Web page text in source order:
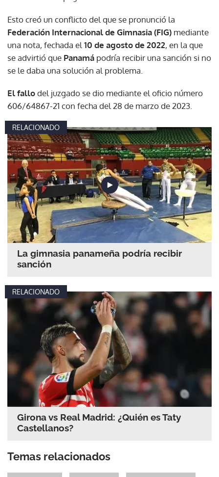
Esto creó un conflicto del que se pronunció la
Federación Internacional de Gimnasia (FIG) mediante
una nota, fechada el10 de agosto de 2022, en la que
se advirtió que Panamá podría recibir una sanción si no
se le daba una solución al problema.
El fallodel juzgado se dio mediante el oficio número
606/64867-21 con fecha del 28 de marzo de 2023.
RELACIONADO
La gimnasia panameña podría recibir
sanción
RELACIONADO
Girona vs Real Madrid: ¿Quién es Taty
Castellanos?
Temas relacionados